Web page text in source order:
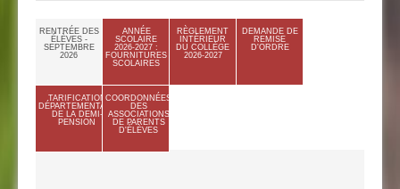
RENTRÉE DES
ÉLÈVES -
SEPTEMBRE
2026
ANNÉE
SCOLAIRE
2026-2027 :
FOURNITURES
SCOLAIRES
RÈGLEMENT
INTÉRIEUR
DU COLLÈGE
2026-2027
DEMANDE DE
REMISE
D'ORDRE
TARIFICATION
DÉPARTEMENTALE
DE LA DEMI-
PENSION
COORDONNÉES
DES
ASSOCIATIONS
DE PARENTS
D'ÉLÈVES